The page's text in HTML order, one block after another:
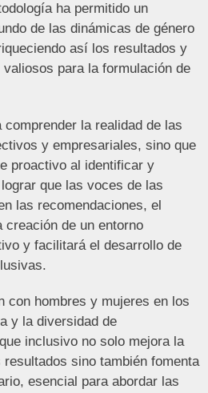
ha permitido un
de las dinámicas de género
así los resultados y
para la formulación de
la realidad de las
y empresariales, sino que
proactivo al identificar y
que las voces de las
las recomendaciones, el
de un entorno
y facilitará el desarrollo de
con hombres y mujeres en los
y la diversidad de
inclusivo no solo mejora la
sino también fomenta
esencial para abordar las